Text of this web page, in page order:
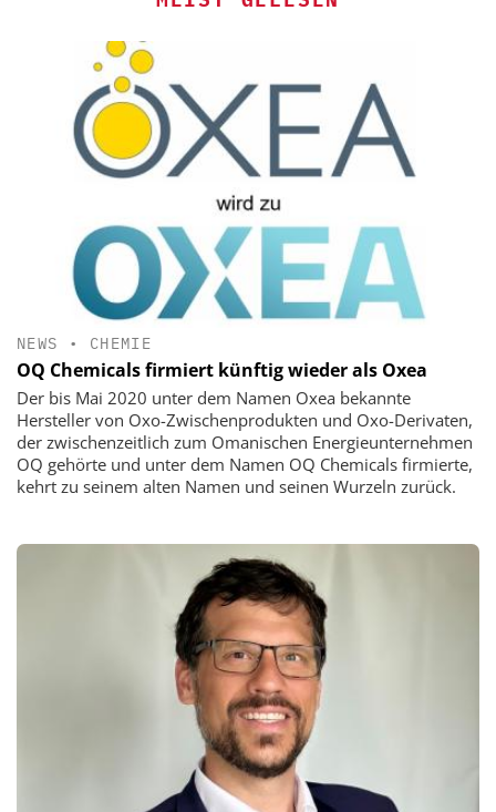
NEWS • CHEMIE
OQ Chemicals firmiert künftig wieder als Oxea
Der bis Mai 2020 unter dem Namen Oxea bekannte
Hersteller von Oxo-Zwischenprodukten und Oxo-Derivaten,
der zwischenzeitlich zum Omanischen Energieunternehmen
OQ gehörte und unter dem Namen OQ Chemicals firmierte,
kehrt zu seinem alten Namen und seinen Wurzeln zurück.